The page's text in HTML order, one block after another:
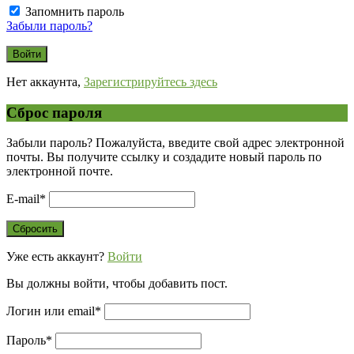
Запомнить пароль
Забыли пароль?
Нет аккаунта, Зарегистрируйтесь здесь
Сброс пароля
Забыли пароль? Пожалуйста, введите свой адрес электронной
почты. Вы получите ссылку и создадите новый пароль по
электронной почте.
E-mail*
Уже есть аккаунт? Войти
Вы должны войти, чтобы добавить пост.
Логин или email*
Пароль*